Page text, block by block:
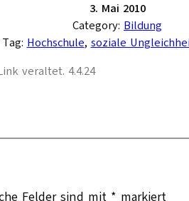
3. Mai 2010
Category: Bildung
Tag: Hochschule, soziale
veraltet. 4.4.24
Felder sind mit * markiert